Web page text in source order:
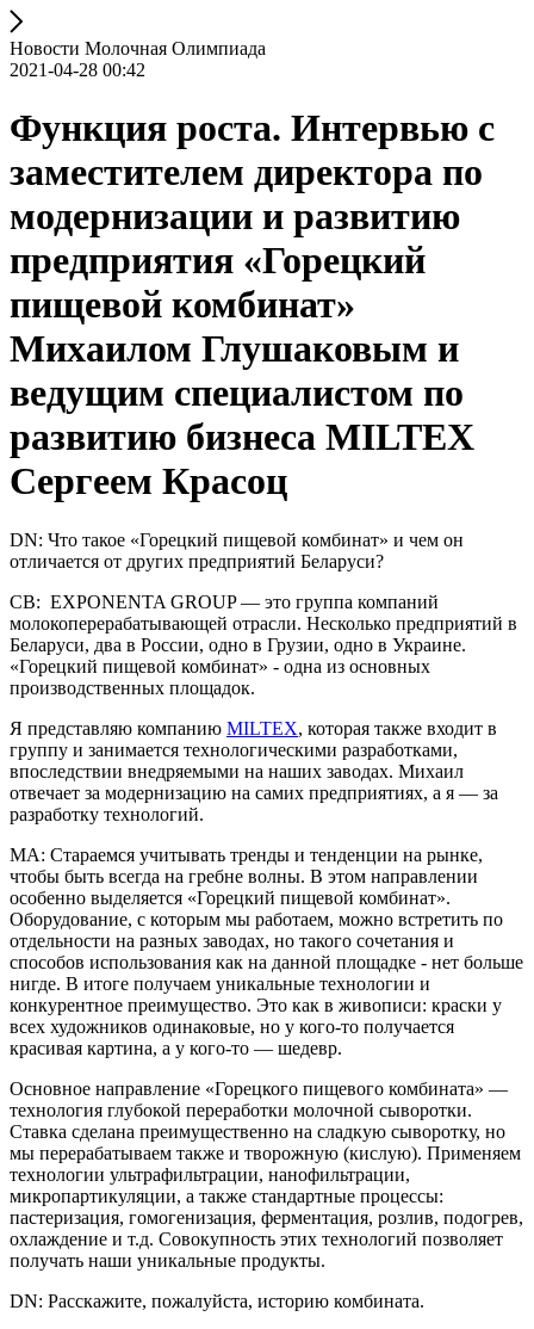
Новости Молочная Олимпиада
2021-04-28 00:42
Функция роста. Интервью с
заместителем директора по
модернизации и развитию
предприятия «Горецкий
пищевой комбинат»
Михаилом Глушаковым и
ведущим специалистом по
развитию бизнеса MILTEX
Сергеем Красоц
DN: Что такое «Горецкий пищевой комбинат» и чем он
отличается от других предприятий Беларуси?
СВ: EXPONENTA GROUP — это группа компаний
молокоперерабатывающей отрасли. Несколько предприятий в
Беларуси, два в России, одно в Грузии, одно в Украине.
«Горецкий пищевой комбинат» - одна из основных
производственных площадок.
Я представляю компанию MILTEX, которая также входит в
группу и занимается технологическими разработками,
впоследствии внедряемыми на наших заводах. Михаил
отвечает за модернизацию на самих предприятиях, а я — за
разработку технологий.
МА: Стараемся учитывать тренды и тенденции на рынке,
чтобы быть всегда на гребне волны. В этом направлении
особенно выделяется «Горецкий пищевой комбинат».
Оборудование, с которым мы работаем, можно встретить по
отдельности на разных заводах, но такого сочетания и
способов использования как на данной площадке - нет больше
нигде. В итоге получаем уникальные технологии и
конкурентное преимущество. Это как в живописи: краски у
всех художников одинаковые, но у кого-то получается
красивая картина, а у кого-то — шедевр.
Основное направление «Горецкого пищевого комбината» —
технология глубокой переработки молочной сыворотки.
Ставка сделана преимущественно на сладкую сыворотку, но
мы перерабатываем также и творожную (кислую). Применяем
технологии ультрафильтрации, нанофильтрации,
микропартикуляции, а также стандартные процессы:
пастеризация, гомогенизация, ферментация, розлив, подогрев,
охлаждение и т.д. Совокупность этих технологий позволяет
получать наши уникальные продукты.
DN: Расскажите, пожалуйста, историю комбината.